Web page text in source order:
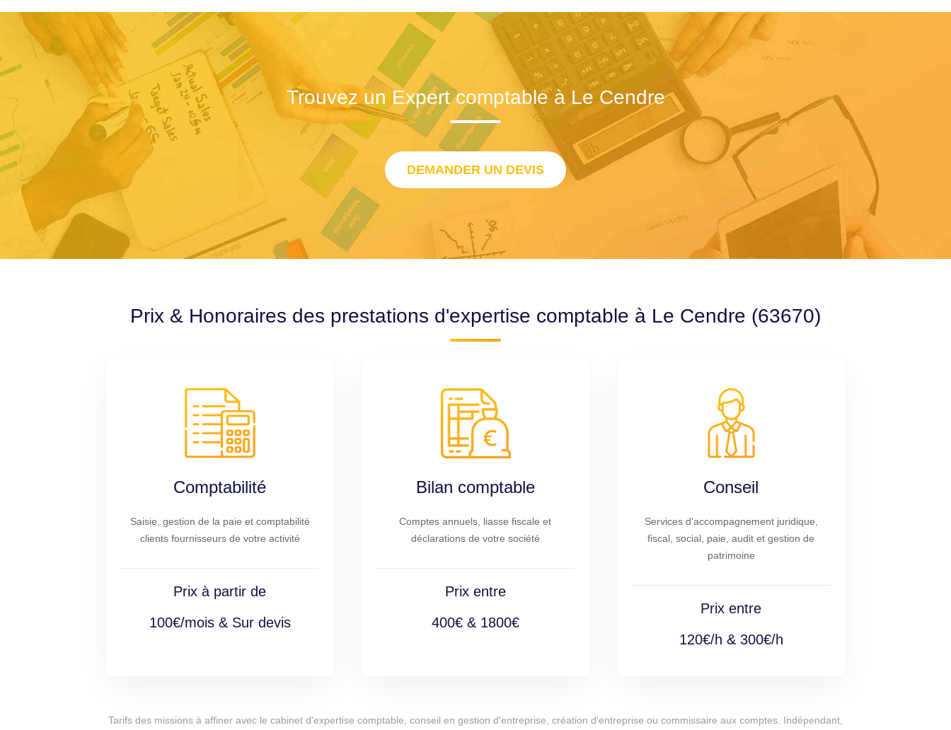
Trouvez un Expert comptable à Le Cendre
DEMANDER UN DEVIS
Prix & Honoraires des prestations d'expertise comptable à Le Cendre (63670)
Comptabilité
Saisie, gestion de la paie et comptabilité
clients fournisseurs de votre activité
Prix à partir de
100€/mois & Sur devis
Bilan comptable
Comptes annuels, liasse fiscale et
déclarations de votre société
Prix entre
400€ & 1800€
Conseil
Services d'accompagnement juridique,
fiscal, social, paie, audit et gestion de
patrimoine
Prix entre
120€/h & 300€/h
Tarifs des missions à affiner avec le cabinet d'expertise comptable, conseil en gestion d'entreprise, création d'entreprise ou commissaire aux comptes. Indépendant,